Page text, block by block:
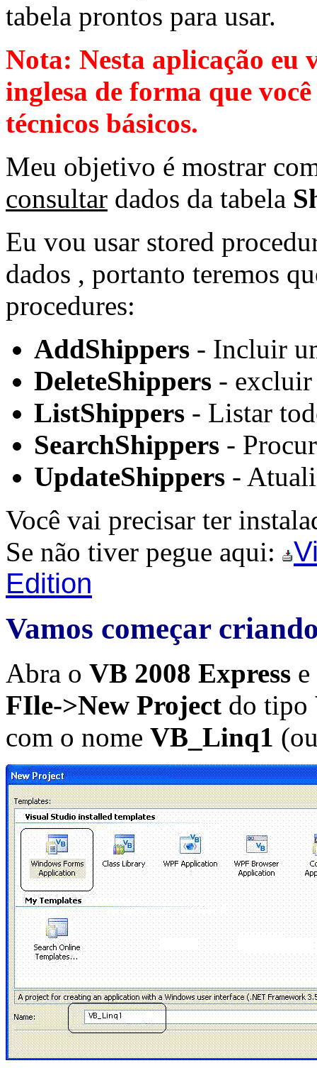
tabela prontos para usar.
Nota: Nesta aplicação eu
inglesa de forma que
técnicos básicos.
Meu objetivo é mostrar
consultar dados da tabela
Eu vou usar stored
dados , portanto teremos
procedures:
AddShippers - Incluir
DeleteShippers -
ListShippers - Listar
SearchShippers -
UpdateShippers -
Você vai precisar ter
Se não tiver pegue aqui:
Edition
Vamos começar
Abra o VB 2008 Express
FIle->New Project do tipo
com o nome VB_Linq1